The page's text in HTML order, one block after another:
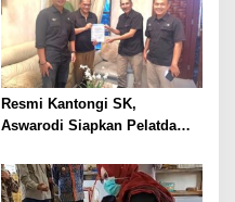
Resmi Kantongi SK,
Aswarodi Siapkan Pelatda
Menuju Porwanas 2027